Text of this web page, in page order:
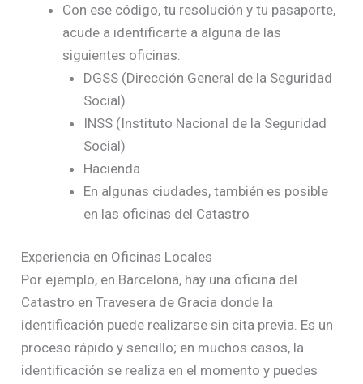
Con ese código, tu resolución y tu pasaporte,
acude a identificarte a alguna de las
siguientes oficinas:
DGSS (Dirección General de la Seguridad
Social)
INSS (Instituto Nacional de la Seguridad
Social)
Hacienda
En algunas ciudades, también es posible
en las oficinas del Catastro
Experiencia en Oficinas Locales
Por ejemplo, en Barcelona, hay una oficina del
Catastro en Travesera de Gracia donde la
identificación puede realizarse sin cita previa. Es un
proceso rápido y sencillo; en muchos casos, la
identificación se realiza en el momento y puedes